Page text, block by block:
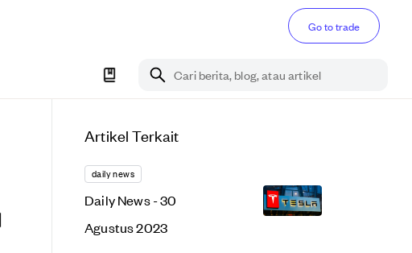
Go to trade
Cari berita, blog, atau artikel
Artikel Terkait
daily news
Daily News - 30
Agustus 2023